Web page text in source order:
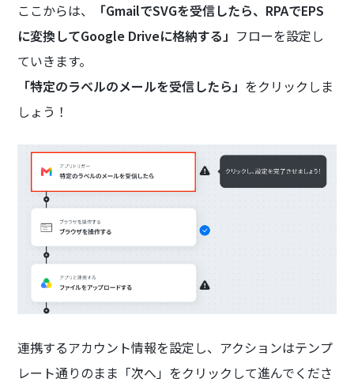
ここからは、
「GmailでSVGを受信したら、RPAでEPS
に変換してGoogle Driveに格納する」 フローを設定し
ていきます。
「特定のラベルのメールを受信したら」 をクリックしま
しょう！
連携するアカウント情報を設定し、アクションはテンプ
レート通りのまま「次へ」をクリックして進んでくださ